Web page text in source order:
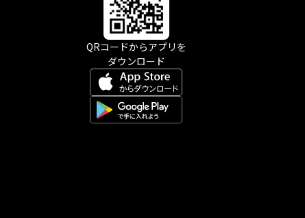
QRコードからアプリを
ダウンロード